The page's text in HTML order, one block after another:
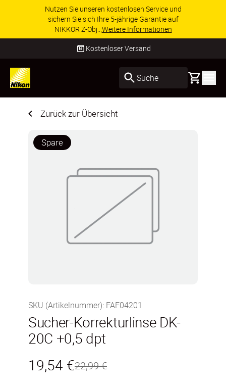
Nutzen Sie unseren kostenlosen Service und
sichern Sie sich Ihre 5-jährige Garantie auf
NIKKOR Z-Obj...Weitere Informationen
Kostenloser Versand
Suche Basket
Zurück zur Übersicht
Spare
SKU (Artikelnummer): FAF04201
Sucher-Korrekturlinse DK-
20C +0,5 dpt
19,54 €22,99 €